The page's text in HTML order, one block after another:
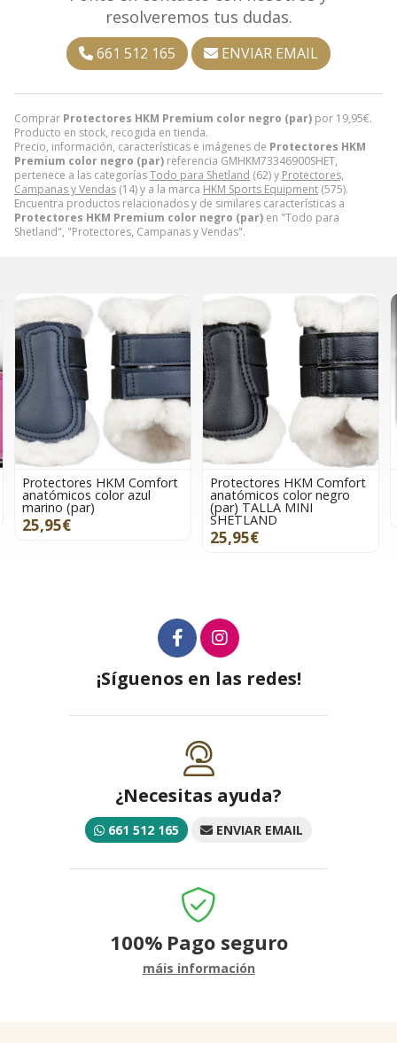
Comprar Protectores HKM Premium color negro (par) por 19,95€.
Producto en stock, recogida en tienda.
Precio, información, características e imágenes de Protectores HKM
Premium color negro (par) referencia GMHKM73346900SHET,
pertenece a las categoríasTodo para Shetland (62) y Protectores,
Campanas y Vendas (14) y a la marca HKM Sports Equipment (575).
Encuentra productos relacionados y de similares características a
Protectores HKM Premium color negro (par) en "Todo para
Shetland", "Protectores, Campanas y Vendas".
resolveremos tus dudas.
661 512 165 ENVIAR EMAIL
Protectores HKM Comfort
anatómicos color azul
marino (par)
25,95€
Protectores HKM Comfort
anatómicos color negro
(par) TALLA MINI
SHETLAND
25,95€
¡Síguenos en las redes!
¿Necesitas ayuda?
661 512 165 ENVIAR EMAIL
100% Pago seguro
máis información